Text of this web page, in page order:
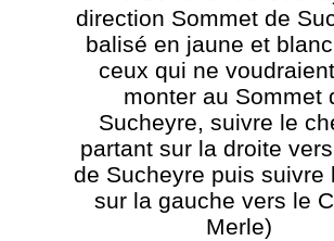
direction Sommet de
balisé en jaune et
ceux qui ne
monter au Sommet
Sucheyre, suivre le
partant sur la droite
de Sucheyre puis suivre
sur la gauche vers le
Merle)